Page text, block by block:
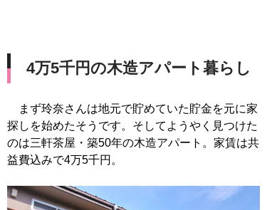
4万5千円の木造アパート暮らし
まず玲奈さんは地元で貯めていた貯金を元に家
探しを始めたそうです。そしてようやく見つけた
のは三軒茶屋・築50年の木造アパート。家賃は共
益費込みで4万5千円。